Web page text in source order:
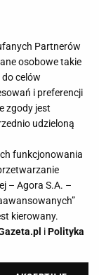
Partnerów
osobowe takie
celów
i preferencji
zgody jest
udzieloną
funkcjonowania
– Agora S.A. –
kierowany.
iPolityka